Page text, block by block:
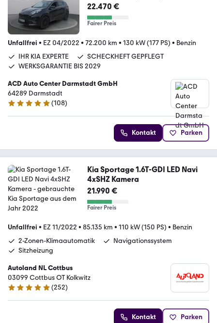
22.470 €
Fairer Preis
Unfallfrei • EZ 04/2022 • 72.200 km • 130 kW (177 PS) • Benzin
IHR KIA EXPERTE
SCHECKHEFT GEPFLEGT
WERKSGARANTIE BIS 2029
ACD Auto Center Darmstadt GmbH
64289 Darmstadt
4.9 Sterne
(108)
Kontakt Parken
Kia Sportage 1.6T-GDI LED Navi
4xSHZ Kamera
21.990 €
Fairer Preis
Unfallfrei • EZ 11/2022 • 85.135 km • 110 kW (150 PS) • Benzin
2-Zonen-Klimaautomatik
Navigationssystem
Sitzheizung
Autoland NL Cottbus
03099 Cottbus OT Kolkwitz
4.8 Sterne
(252)
Kontakt Parken